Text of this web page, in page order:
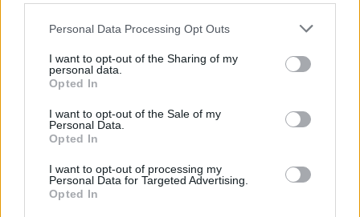
Please note that this website/app uses one or more Google
not limited to your visit or usage behaviour. You may click to
grant or deny consent to Google and its third-party tags to
use your data for below specified purposes in below Google
consent section.
Personal Data Processing Opt Outs
I want to opt-out of the Sharing of my
personal data.
Opted In
I want to opt-out of the Sale of my
Personal Data.
Opted In
I want to opt-out of processing my
Personal Data for Targeted Advertising.
Opted In
certificato di nascita
prova di parentela
carta di soggiorno dello sponsor
prova di alloggio
prova di fondi sufficienti
copertura sanitaria
La validità del permesso spesso non può superare la validità
del permesso dello sponsor, il che è un dettaglio cruciale per
le famiglie che intendono soggiornare a lungo termine.
Come funziona il processo di richiesta di Enter Hungary
La maggior parte delle moderne domande viene gestita